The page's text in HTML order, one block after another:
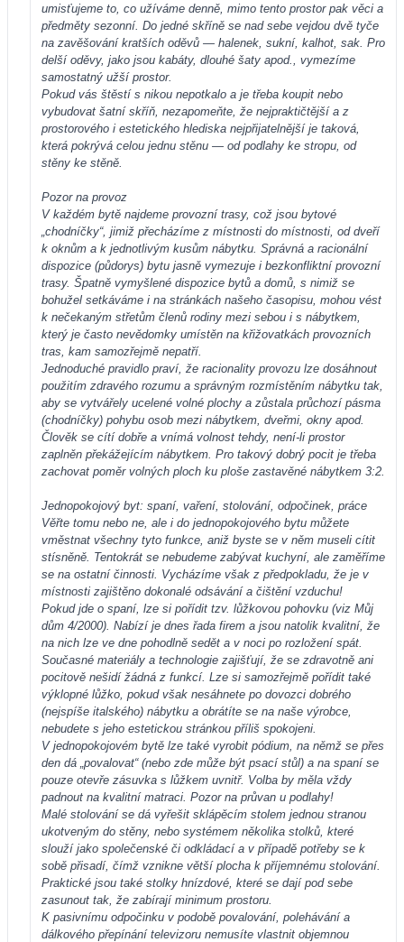
umisťujeme to, co užíváme denně, mimo tento prostor pak věci a
předměty sezonní. Do jedné skříně se nad sebe vejdou dvě tyče
na zavěšování kratších oděvů — halenek, sukní, kalhot, sak. Pro
delší oděvy, jako jsou kabáty, dlouhé šaty apod., vymezíme
samostatný užší prostor.
Pokud vás štěstí s nikou nepotkalo a je třeba koupit nebo
vybudovat šatní skříň, nezapomeňte, že nejpraktičtější a z
prostorového i estetického hlediska nejpřijatelnější je taková,
která pokrývá celou jednu stěnu — od podlahy ke stropu, od
stěny ke stěně.
Pozor na provoz
V každém bytě najdeme provozní trasy, což jsou bytové
„chodníčky“, jimiž přecházíme z místnosti do místnosti, od dveří
k oknům a k jednotlivým kusům nábytku. Správná a racionální
dispozice (půdorys) bytu jasně vymezuje i bezkonfliktní provozní
trasy. Špatně vymyšlené dispozice bytů a domů, s nimiž se
bohužel setkáváme i na stránkách našeho časopisu, mohou vést
k nečekaným střetům členů rodiny mezi sebou i s nábytkem,
který je často nevědomky umístěn na křižovatkách provozních
tras, kam samozřejmě nepatří.
Jednoduché pravidlo praví, že racionality provozu lze dosáhnout
použitím zdravého rozumu a správným rozmístěním nábytku tak,
aby se vytvářely ucelené volné plochy a zůstala průchozí pásma
(chodníčky) pohybu osob mezi nábytkem, dveřmi, okny apod.
Člověk se cítí dobře a vnímá volnost tehdy, není-li prostor
zaplněn překážejícím nábytkem. Pro takový dobrý pocit je třeba
zachovat poměr volných ploch ku ploše zastavěné nábytkem 3:2.
Jednopokojový byt: spaní, vaření, stolování, odpočinek, práce
Věřte tomu nebo ne, ale i do jednopokojového bytu můžete
vměstnat všechny tyto funkce, aniž byste se v něm museli cítit
stísněně. Tentokrát se nebudeme zabývat kuchyní, ale zaměříme
se na ostatní činnosti. Vycházíme však z předpokladu, že je v
místnosti zajištěno dokonalé odsávání a čištění vzduchu!
Pokud jde o spaní, lze si pořídit tzv. lůžkovou pohovku (viz Můj
dům 4/2000). Nabízí je dnes řada firem a jsou natolik kvalitní, že
na nich lze ve dne pohodlně sedět a v noci po rozložení spát.
Současné materiály a technologie zajišťují, že se zdravotně ani
pocitově nešidí žádná z funkcí. Lze si samozřejmě pořídit také
výklopné lůžko, pokud však nesáhnete po dovozci dobrého
(nejspíše italského) nábytku a obrátíte se na naše výrobce,
nebudete s jeho estetickou stránkou příliš spokojeni.
V jednopokojovém bytě lze také vyrobit pódium, na němž se přes
den dá „povalovat“ (nebo zde může být psací stůl) a na spaní se
pouze otevře zásuvka s lůžkem uvnitř. Volba by měla vždy
padnout na kvalitní matraci. Pozor na průvan u podlahy!
Malé stolování se dá vyřešit sklápěcím stolem jednou stranou
ukotveným do stěny, nebo systémem několika stolků, které
slouží jako společenské či odkládací a v případě potřeby se k
sobě přisadí, čímž vznikne větší plocha k příjemnému stolování.
Praktické jsou také stolky hnízdové, které se dají pod sebe
zasunout tak, že zabírají minimum prostoru.
K pasivnímu odpočinku v podobě povalování, polehávání a
dálkového přepínání televizoru nemusíte vlastnit objemnou